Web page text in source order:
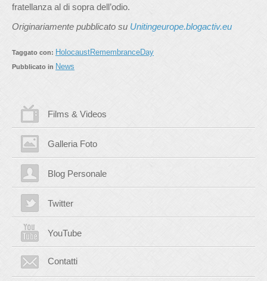
fratellanza al di sopra dell’odio.
Originariamente pubblicato su Unitingeurope.blogactiv.eu
Taggato con: HolocaustRemembranceDay
Pubblicato in News
Films & Videos
Galleria Foto
Blog Personale
Twitter
YouTube
Contatti